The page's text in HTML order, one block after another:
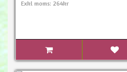
Exkl moms: 264kr